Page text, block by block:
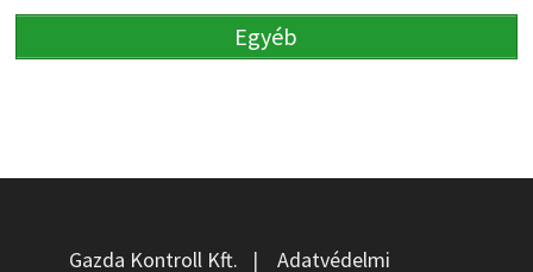
Egyéb
Gazda Kontroll Kft. | Adatvédelmi